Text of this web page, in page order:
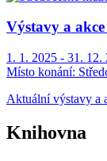
Výstavy a
1. 1. 2025 - 31. 12.
Místo konání:
Aktuální výstavy a
Knihovna